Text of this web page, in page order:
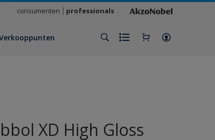
consumenten professionals
XD High Gloss